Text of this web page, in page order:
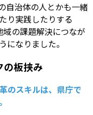
自治体の人とかも一緒
り実践したりする
域の課題解決につなが
になりました。
の板挟み
のスキルは、県庁で